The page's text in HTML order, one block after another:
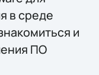
в среде
и
ПО